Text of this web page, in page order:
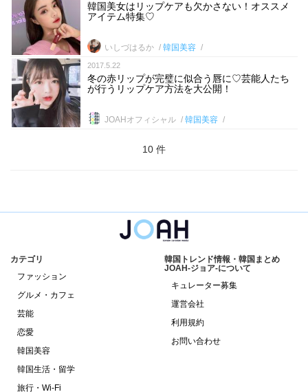
韓国美女はリップケアも欠かさない！オススメ
アイテム特集♡
いしづはるか 韓国美容
2017.5.22
冬の赤リップが完璧に似合う唇に♡芸能人たち
が行うリップケア方法を大公開！
JOAHオフィシャル 韓国美容
10 件
カテゴリ
ファッション
グルメ・カフェ
芸能
恋愛
韓国美容
韓国生活・留学
旅行・Wi-Fi
韓国トレンド情報・韓国まとめ
JOAH-ジョア-について
キュレーター募集
運営会社
利用規約
お問い合わせ